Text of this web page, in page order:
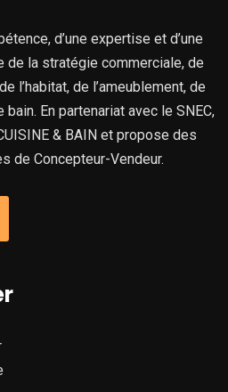
d’une expertise et d’une
de la stratégie commerciale, de
l’habitat, de l’ameublement, de
En partenariat avec le SNEC,
& BAIN et propose des
de Concepteur-Vendeur.